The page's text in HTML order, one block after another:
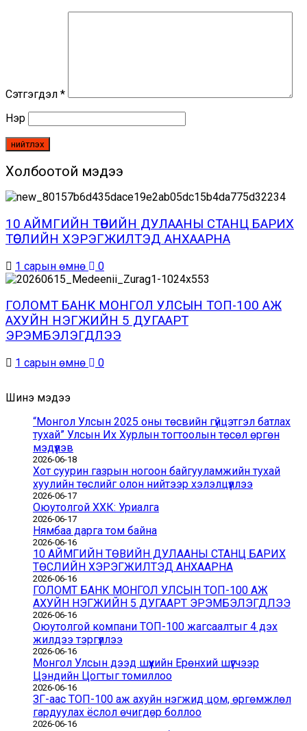
Сэтгэгдэл *
Нэр
Холбоотой мэдээ
10 АЙМГИЙН ТӨВИЙН ДУЛААНЫ СТАНЦ БАРИХ
ТӨСЛИЙН ХЭРЭГЖИЛТЭД АНХААРНА
1 сарын өмнө 0
ГОЛОМТ БАНК МОНГОЛ УЛСЫН ТОП-100 АЖ
АХУЙН НЭГЖИЙН 5 ДУГААРТ
ЭРЭМБЭЛЭГДЛЭЭ
1 сарын өмнө 0
Шинэ мэдээ
“Монгол Улсын 2025 оны төсвийн гүйцэтгэл батлах
тухай” Улсын Их Хурлын тогтоолын төсөл өргөн
мэдүүлэв
2026-06-18
Хот суурин газрын ногоон байгууламжийн тухай
хуулийн төслийг олон нийтээр хэлэлцүүллээ
2026-06-17
Оюутолгой ХХК: Уриалга
2026-06-17
Нямбаа дарга том байна
2026-06-16
10 АЙМГИЙН ТӨВИЙН ДУЛААНЫ СТАНЦ БАРИХ
ТӨСЛИЙН ХЭРЭГЖИЛТЭД АНХААРНА
2026-06-16
ГОЛОМТ БАНК МОНГОЛ УЛСЫН ТОП-100 АЖ
АХУЙН НЭГЖИЙН 5 ДУГААРТ ЭРЭМБЭЛЭГДЛЭЭ
2026-06-16
Оюутолгой компани ТОП-100 жагсаалтыг 4 дэх
жилдээ тэргүүллээ
2026-06-16
Монгол Улсын дээд шүүхийн Ерөнхий шүүгчээр
Цэндийн Цогтыг томиллоо
2026-06-16
ЗГ-аас ТОП-100 аж ахуйн нэгжид цом, өргөмжлөл
гардуулах ёслол өчигдөр боллоо
2026-06-16